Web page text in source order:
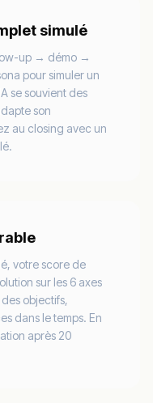
simulé
up → démo →
pour simuler un
se souvient des
son
au closing avec un
votre score de
sur les 6 axes
objectifs,
dans le temps. En
après 20